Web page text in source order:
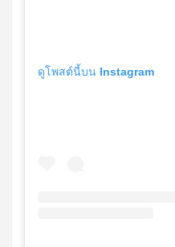
ดูโพสต์นี้บน Instagram